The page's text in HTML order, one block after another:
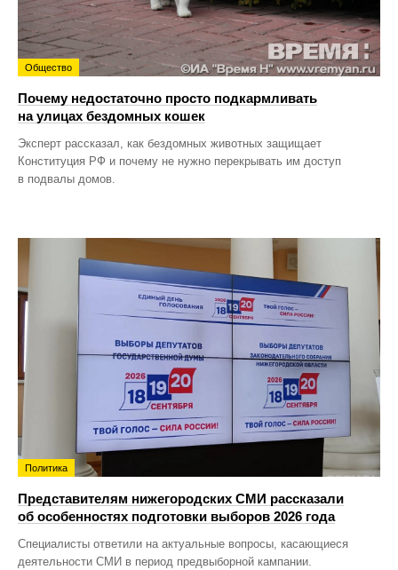
Общество
Почему недостаточно просто подкармливать
на улицах бездомных кошек
Эксперт рассказал, как бездомных животных защищает
Конституция РФ и почему не нужно перекрывать им доступ
в подвалы домов.
Политика
Представителям нижегородских СМИ рассказали
об особенностях подготовки выборов 2026 года
Специалисты ответили на актуальные вопросы, касающиеся
деятельности СМИ в период предвыборной кампании.